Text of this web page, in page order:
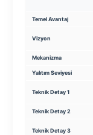
Temel Avantaj
Vizyon
Mekanizma
Yalıtım Seviyesi
Teknik Detay 1
Teknik Detay 2
Teknik Detay 3